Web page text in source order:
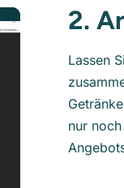
2.
Lassen
nur